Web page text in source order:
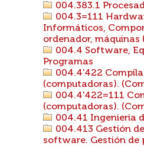
004.383.1
004.3=111
Informáticos,
ordenador, máquinas
004.4 Software,
Programas
004.4'422
(computadoras).
004.4'422=111
(computadoras).
004.41 Ingenieria
004.413 Gestión
software. Gestión de